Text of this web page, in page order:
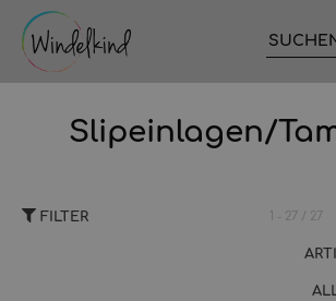
Slipeinlagen/
FILTER 1 - 27 / 27